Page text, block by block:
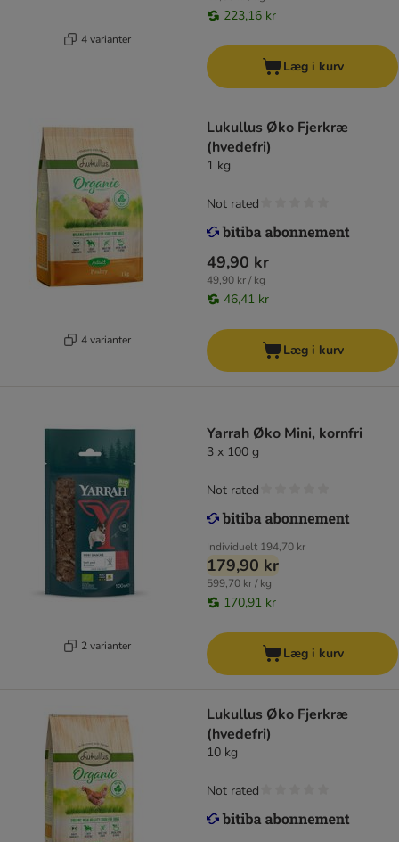
4 varianter
223,16 kr
Læg i kurv
4 varianter
Lukullus Øko Fjerkræ
(hvedefri)
1 kg
49,90 kr
49,90 kr / kg
46,41 kr
Not rated
Læg i kurv
2 varianter
Yarrah Øko Mini, kornfri
3 x 100 g
Individuelt 194,70 kr
179,90 kr
599,70 kr / kg
170,91 kr
Not rated
Læg i kurv
Lukullus Øko Fjerkræ
(hvedefri)
10 kg
Not rated